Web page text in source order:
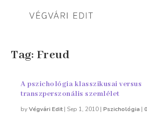
Tag: Freud
A pszichológia klasszikusai versus
transzperszonális szemlélet
byVégvári Edit| Sep 1, 2010 | Pszichológia |